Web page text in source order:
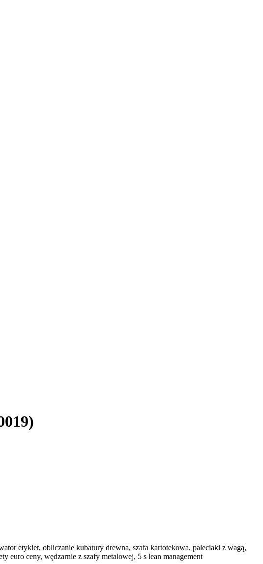
etykiet, obliczanie kubatury drewna, szafa kartotekowa, paleciaki z wagą,
euro ceny, wędzarnie z szafy metalowej, 5 s lean management